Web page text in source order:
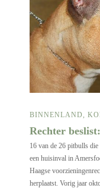
BINNENLAND,
Rechter
16 van de 26 pitbulls
een huisinval in
Haagse
herplaatst. Vorig jaar